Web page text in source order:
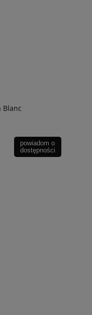
Blanc
powiadom o
dostępności